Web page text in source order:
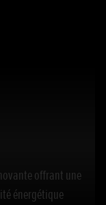
offrant une
énergétique